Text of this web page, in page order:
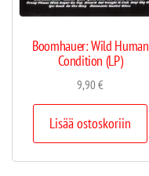
Boomhauer: Wild Human
Condition (LP)
9,90€
Lisää ostoskoriin